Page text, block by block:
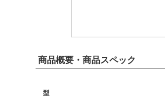
商品概要・商品スペック
型